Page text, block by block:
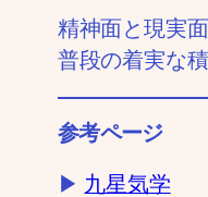
精神面と現実
普段の着実な
参考ページ
▶ 九星気学